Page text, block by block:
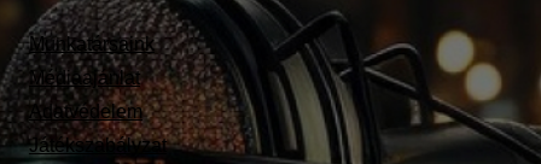
Munkatársaink
Médiaajánlat
Adatvédelem
Játékszabályzat